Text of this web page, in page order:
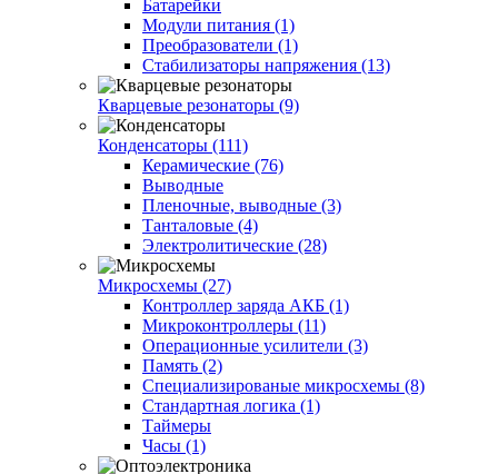
Батарейки
Модули питания (1)
Преобразователи (1)
Стабилизаторы напряжения (13)
Кварцевые резонаторы (9)
Конденсаторы (111)
Керамические (76)
Выводные
Пленочные, выводные (3)
Танталовые (4)
Электролитические (28)
Микросхемы (27)
Контроллер заряда АКБ (1)
Микроконтроллеры (11)
Операционные усилители (3)
Память (2)
Специализированые микросхемы (8)
Стандартная логика (1)
Таймеры
Часы (1)